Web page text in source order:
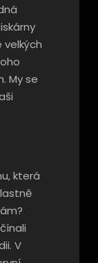
velkých
My se
která
V